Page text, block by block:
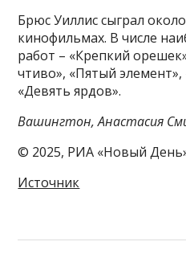
Брюс Уиллис сыграл
кинофильмах. В числе
работ – «Крепкий
чтиво», «Пятый
«Девять ярдов».
Вашингтон, Анастасия
© 2025, РИА «Новый
Источник